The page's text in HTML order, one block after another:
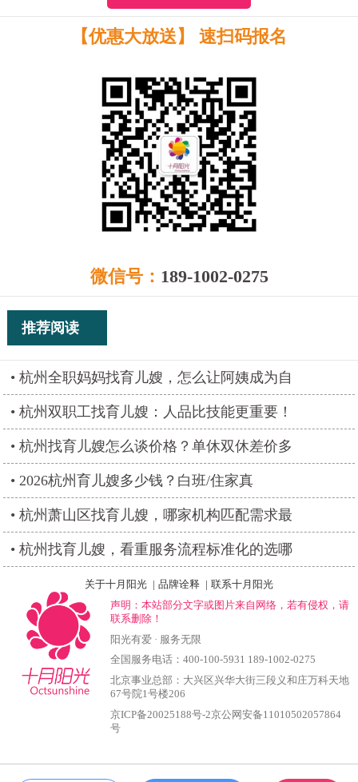
【优惠大放送】 速扫码报名
微信号： 189-1002-0275
推荐阅读
杭州全职妈妈找育儿嫂，怎么让阿姨成为自
杭州双职工找育儿嫂：人品比技能更重要！
杭州找育儿嫂怎么谈价格？单休双休差价多
2026杭州育儿嫂多少钱？白班/住家真
杭州萧山区找育儿嫂，哪家机构匹配需求最
杭州找育儿嫂，看重服务流程标准化的选哪
关于十月阳光 | 品牌诠释 | 联系十月阳光
声明：本站部分文字或图片来自网络，若有侵权，请
联系删除！
阳光有爱 · 服务无限
全国服务电话：400-100-5931 189-1002-0275
北京事业总部：大兴区兴华大街三段义和庄万科天地
67号院1号楼206
京ICP备20025188号-2京公网安备11010502057864
号